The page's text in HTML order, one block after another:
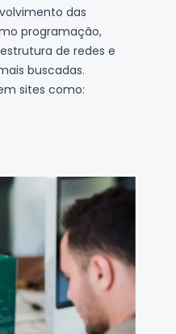
das
programação,
de redes e
buscadas.
sites como: